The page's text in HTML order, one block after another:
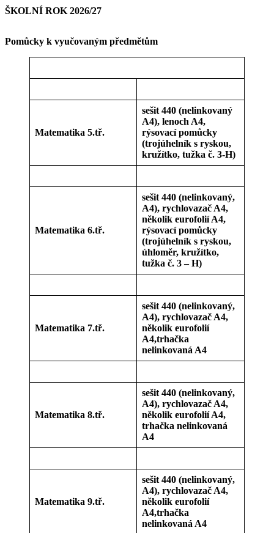
ŠKOLNÍ ROK 2026/27
Pomůcky k vyučovaným předmětům
Matematika 5.tř.
sešit 440 (nelinkovaný
A4), lenoch A4,
rýsovací pomůcky
(trojúhelník s ryskou,
kružítko, tužka č. 3-H)
Matematika 6.tř.
sešit 440 (nelinkovaný,
A4), rychlovazač A4,
několik eurofolií A4,
rýsovací pomůcky
(trojúhelník s ryskou,
úhloměr, kružítko,
tužka č. 3 – H)
Matematika 7.tř.
sešit 440 (nelinkovaný,
A4), rychlovazač A4,
několik eurofolií
A4,trhačka
nelinkovaná A4
Matematika 8.tř.
sešit 440 (nelinkovaný,
A4), rychlovazač A4,
několik eurofolií A4,
trhačka nelinkovaná
A4
Matematika 9.tř.
sešit 440 (nelinkovaný,
A4), rychlovazač A4,
několik eurofolií
A4,trhačka
nelinkovaná A4